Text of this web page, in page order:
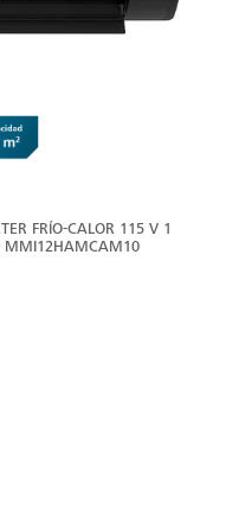
FRÍO-CALOR 115 V 1
MMI12HAMCAM10